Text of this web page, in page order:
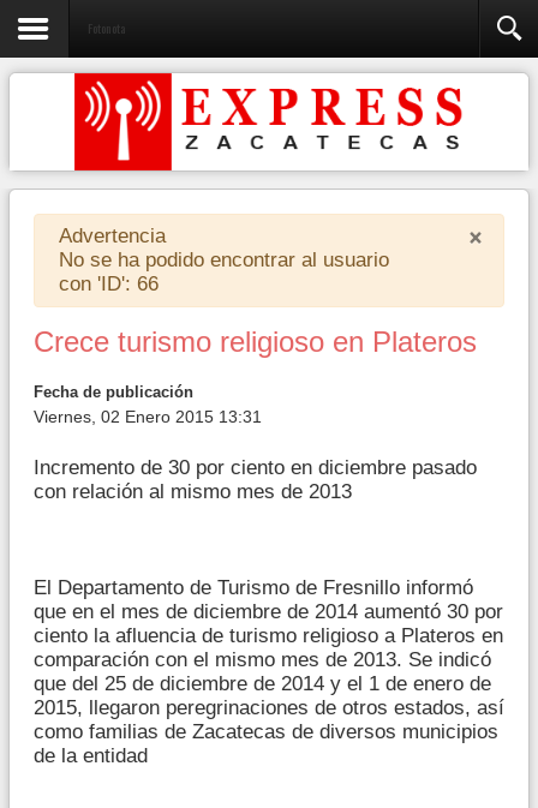
Fotonota
×
Advertencia
No se ha podido encontrar al usuario
con 'ID': 66
Crece turismo religioso en Plateros
Fecha de publicación
Viernes, 02 Enero 2015 13:31
Incremento de 30 por ciento en diciembre pasado
con relación al mismo mes de 2013
El Departamento de Turismo de Fresnillo informó
que en el mes de diciembre de 2014 aumentó 30 por
ciento la afluencia de turismo religioso a Plateros en
comparación con el mismo mes de 2013. Se indicó
que del 25 de diciembre de 2014 y el 1 de enero de
2015, llegaron peregrinaciones de otros estados, así
como familias de Zacatecas de diversos municipios
de la entidad